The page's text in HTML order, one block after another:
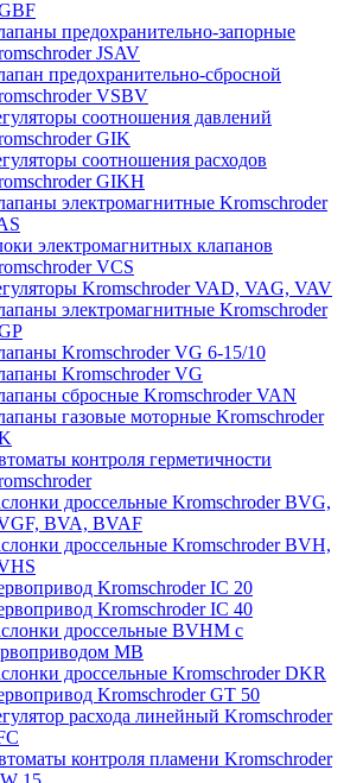
предохранительно-запорные
JSAV
предохранительно-сбросной
VSBV
соотношения давлений
GIK
соотношения расходов
GIKH
электромагнитные Kromschroder
электромагнитных клапанов
VCS
Kromschroder VAD, VAG, VAV
электромагнитные Kromschroder
Kromschroder VG 6-15/10
Kromschroder VG
сбросные Kromschroder VAN
газовые моторные Kromschroder
контроля герметичности
дроссельные Kromschroder BVG,
BVA, BVAF
дроссельные Kromschroder BVH,
Kromschroder IC 20
Kromschroder IC 40
дроссельные BVHM с
МВ
дроссельные Kromschroder DKR
Kromschroder GT 50
расхода линейный Kromschroder
контроля пламени Kromschroder